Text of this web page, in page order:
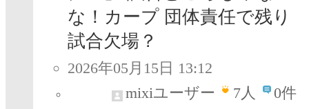
な！カープ 団体責任で残り
試合欠場？
2026年05月15日 13:12
mixiユーザー
7人 0件